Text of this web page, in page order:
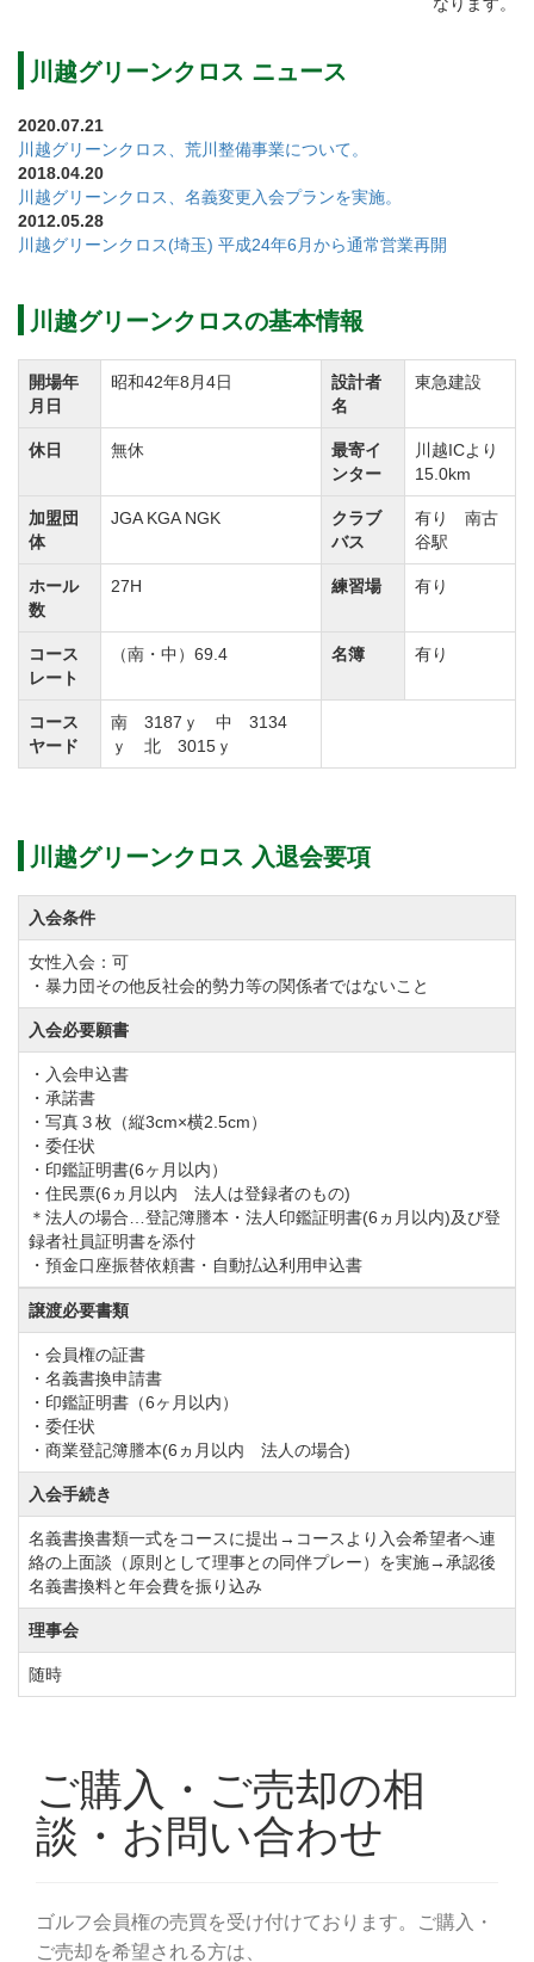
ウェイ途中にマウンドなどのハザードが巧みに配置さ
れているので、
正確なショットがスコアメイクの鍵となります。
また林間風の樹木があるホールも多いので、林間風コ
ースとしても楽しめます。
川越グリーンクロスのコースは「北コース」「南コー
【北コース】ドックレッグ、クリーク超え、ウォータ
ーハザードをあしらったホールの攻略が鍵となりま
す。
夏場は風か弱く良いスコアを目指すことが可能だが、
冬場になると風が強くなりコースの難易度が上がりま
【南コース】池越えのパー3ホール、クリークやハザー
ドがきいているパー4ホールとパー5ホールがあり、正
確さが必要です。
また6番ホールでは、27ホール中最も美しい景観と言わ
れており、川越グリーンクロスの名物ホールとなって
おります。
【中コース】林間のホールが難しい、パー3が3ホー
ル、パー4が3ホール、パー5が3ホールの組み合わせ。
ィーショットは正確性が要求される。
ティングがスコアメイクの鍵となる。
川越グリーンクロスのプレースタイルは全組キャディ
付きの乗用カートに乗ってのラウンドスタイルです。
荒川沿いにあるリバーサイドリンクコースで、クラブ
ハウスからコースに出るまでは小船で荒川を渡るの
で、
ちょっとした旅行気分を味わうことができます。
練習場は15打席あり、バンカー練習場もありますの
で、練習前のウォーミングアップとしてご活用くださ
い。
川越グリーンクロスのクラブハウスは白を基調とし、
すっきりとした外観です。
クラブ内施設のレストランからはコースが一望でき
広々とした空間になっております。
メニューも充実しており、1日限定20食のちらし寿司や
天ぷらにデザートなどがついている豪華な川越御膳が
人気メニューになります。
プレー前に予約も行っておりますので、詳しくはフロ
ントまでお問い合わせください。
他の施設設備は、ゴルフショップと最大収容50名のコ
ンペルームがあり多くのメンバー様にご利用いただい
河川敷にあるクラブハウスでは、花などで四季折々の
自然を感じることが可能で、春には鮮やかな黄色の菜
の花がクラブハウス前の土手に咲き乱れ美しいです。
川越グリーンクロスは都会の喧騒から抜け出し、武蔵
野面の自然の中プレーが出来るゴルフ場です。
川越グリーンクロス ニュース
2020.07.21
川越グリーンクロス、荒川整備事業について。
2018.04.20
川越グリーンクロス、名義変更入会プランを実施。
2012.05.28
川越グリーンクロス(埼玉) 平成24年6月から通常営業再開
川越グリーンクロスの基本情報
開場年
月日
昭和42年8月4日
設計者
名
東急建設
休日 無休
最寄イ
ンター
川越ICより
15.0km
加盟団
体
JGA KGA NGK
クラブ
バス
有り 南古
谷駅
ホール
数
27H 練習場 有り
コース
レート
（南・中）69.4 名簿 有り
コース
ヤード
南 3187ｙ 中 3134
ｙ 北 3015ｙ
川越グリーンクロス 入退会要項
入会条件
女性入会：可
・暴力団その他反社会的勢力等の関係者ではないこと
入会必要願書
・入会申込書
・承諾書
・写真３枚（縦3cm×横2.5cm）
・委任状
・印鑑証明書(6ヶ月以内）
・住民票(6ヵ月以内 法人は登録者のもの)
＊法人の場合…登記簿謄本・法人印鑑証明書(6ヵ月以内)及び登
録者社員証明書を添付
・預金口座振替依頼書・自動払込利用申込書
譲渡必要書類
・会員権の証書
・名義書換申請書
・印鑑証明書（6ヶ月以内）
・委任状
・商業登記簿謄本(6ヵ月以内 法人の場合)
入会手続き
名義書換書類一式をコースに提出→コースより入会希望者へ連
絡の上面談（原則として理事との同伴プレー）を実施→承認後
名義書換料と年会費を振り込み
理事会
随時